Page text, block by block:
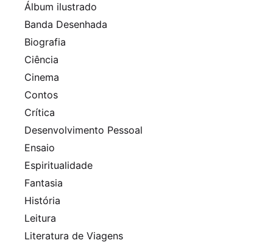
Álbum ilustrado
Banda Desenhada
Biografia
Ciência
Cinema
Contos
Crítica
Desenvolvimento Pessoal
Ensaio
Espiritualidade
Fantasia
História
Leitura
Literatura de Viagens